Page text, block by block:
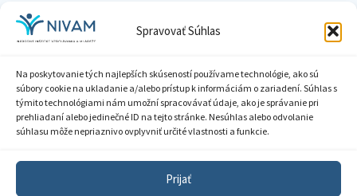
Spravovať Súhlas
Na poskytovanie tých najlepších skúseností používame technológie, ako sú
súbory cookie na ukladanie a/alebo prístup k informáciám o zariadení. Súhlas s
týmito technológiami nám umožní spracovávať údaje, ako je správanie pri
prehliadaní alebo jedinečné ID na tejto stránke. Nesúhlas alebo odvolanie
súhlasu môže nepriaznivo ovplyvniť určité vlastnosti a funkcie.
Prijať
IČO: 00164348
DIČ: 2020798714
Zásady ochrany súkromia
Sprístupnenie informácií